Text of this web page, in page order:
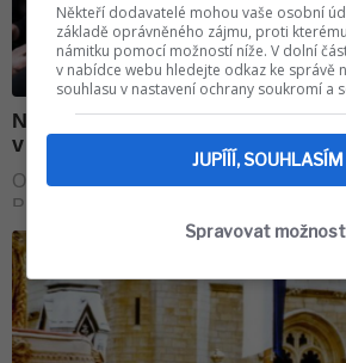
Někteří dodavatelé mohou vaše osobní
základě oprávněného zájmu, proti
námitku pomocí možností níže. V dolní
v nabídce webu hledejte odkaz ke správě
souhlasu v nastavení ochrany soukromí a
JUPÍÍÍ, SOUHLASÍM
Spravovat